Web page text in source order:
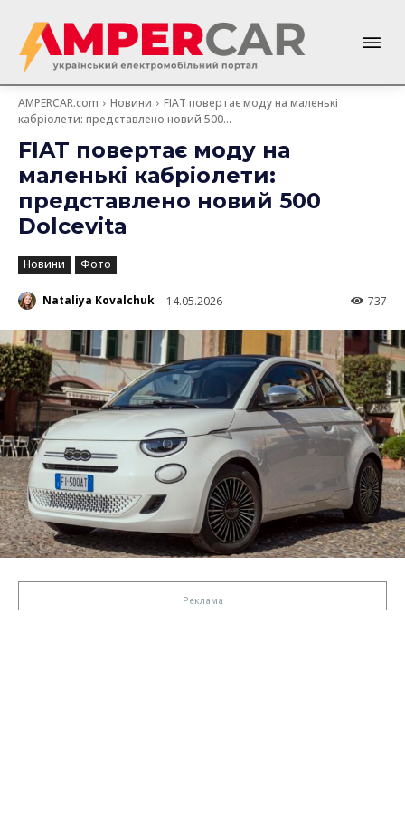
AMPERCAR.com Новини
FIAT повертає моду на маленькі
кабріолети: представлено новий 500...
FIAT повертає моду на
маленькі кабріолети:
представлено новий 500
Dolcevita
Новини Фото
Nataliya Kovalchuk 14.05.2026 737